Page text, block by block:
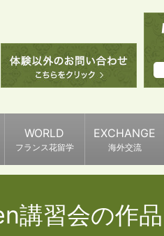
WORLD
フランス花留学
EXCHANGE
海外交流
講習会の作品